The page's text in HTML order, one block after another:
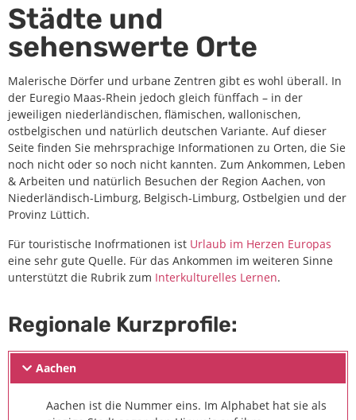
Städte und
sehenswerte Orte
Malerische Dörfer und urbane Zentren gibt es wohl überall. In
der Euregio Maas-Rhein jedoch gleich fünffach – in der
jeweiligen niederländischen, flämischen, wallonischen,
ostbelgischen und natürlich deutschen Variante. Auf dieser
Seite finden Sie mehrsprachige Informationen zu Orten, die Sie
noch nicht oder so noch nicht kannten. Zum Ankommen, Leben
& Arbeiten und natürlich Besuchen der Region Aachen, von
Niederländisch-Limburg, Belgisch-Limburg, Ostbelgien und der
Provinz Lüttich.
Für touristische Inofrmationen ist Urlaub im Herzen Europas
eine sehr gute Quelle. Für das Ankommen im weiteren Sinne
unterstützt die Rubrik zum Interkulturelles Lernen.
Regionale Kurzprofile:
Aachen
Aachen ist die Nummer eins. Im Alphabet hat sie als